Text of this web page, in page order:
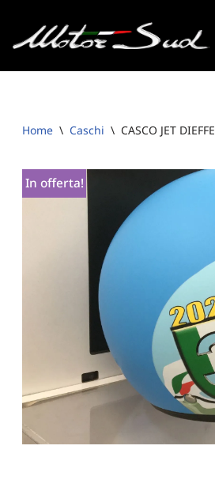
Vai
al
Home \ Caschi \ CASCO JET
In offerta!